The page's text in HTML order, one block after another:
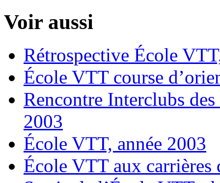
Voir aussi
Rétrospective École
École VTT course
Rencontre Interclubs
2003
École VTT, année 2003
École VTT aux carrières